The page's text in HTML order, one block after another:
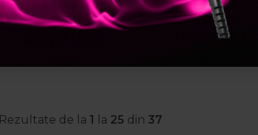
1000ml + balsam
1000ml & spuma
PRP:270,72LEI
Invigo Nutri-
Masca Express
281,89LEI
PRP:357,72
Rezultate de la 1 la 25 din 37